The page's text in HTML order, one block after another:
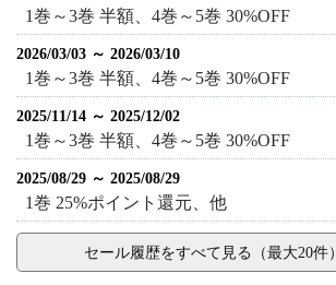
1巻～3巻 半額、4巻～5巻 30%OFF
2026/03/03 ～ 2026/03/10
1巻～3巻 半額、4巻～5巻 30%OFF
2025/11/14 ～ 2025/12/02
1巻～3巻 半額、4巻～5巻 30%OFF
2025/08/29 ～ 2025/08/29
1巻 25%ポイント還元、他
セール履歴をすべて見る（最大20件）